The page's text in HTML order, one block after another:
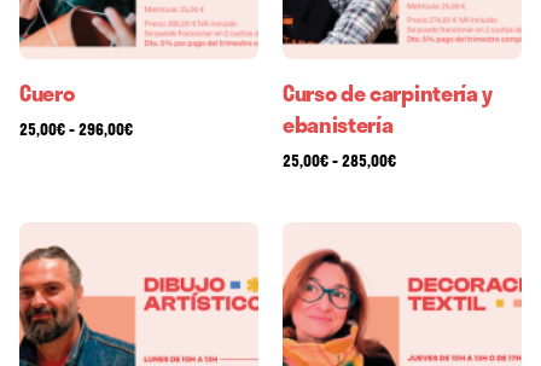
Cuero
25,00€-296,00€
Curso de carpintería y
ebanistería
25,00€-285,00€